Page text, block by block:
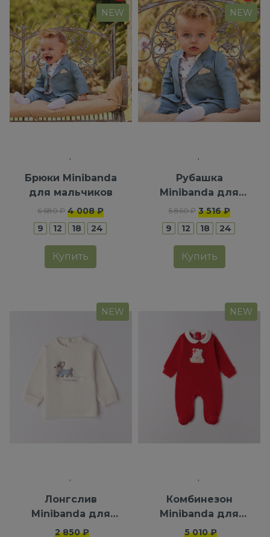
NEW
Брюки Minibanda
для мальчиков
6 680 ₽ 4 008 ₽
9
12 18 24
Купить
NEW
Рубашка
Minibanda для
мальчиков
5 860 ₽ 3 516 ₽
9
12 18 24
Купить
NEW
Лонгслив
Minibanda для
мальчиков
2 850 ₽
NEW
Комбинезон
Minibanda для
девочек
5 010 ₽